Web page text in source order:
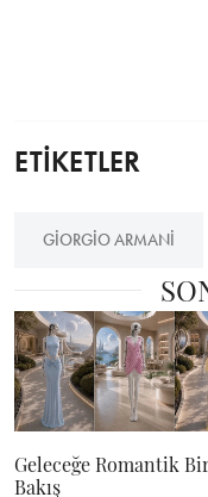
ETİKETLER
GIORGIO ARMANI
Geleceğe Romantik
Bakış